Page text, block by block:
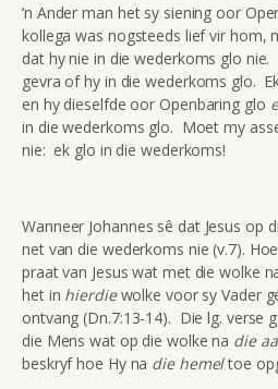
‘n Ander man het sy siening oor
kollega was nogsteeds lief vir hom,
dat hy nie in die wederkoms glo
gevra of hy in die wederkoms glo.
en hy dieselfde oor Openbaring glo
in die wederkoms glo. Moet my
nie: ek glo in die wederkoms!
Wanneer Johannes sê dat Jesus op
net van die wederkoms nie (v.7).
praat van Jesus wat met die wolke
het in hierdiewolke voor sy Vader
ontvang (Dn.7:13-14). Die lg. verse
die Mens wat op die wolke na die
beskryf hoe Hy na die hemeltoe